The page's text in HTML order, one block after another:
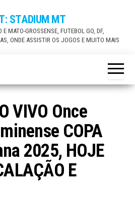
STADIUM MT
MATO-GROSSENSE, FUTEBOL GO, DF,
ONDE ASSISTIR OS JOGOS E MUITO MAIS
VIVO Once
COPA
2025, HOJE
E